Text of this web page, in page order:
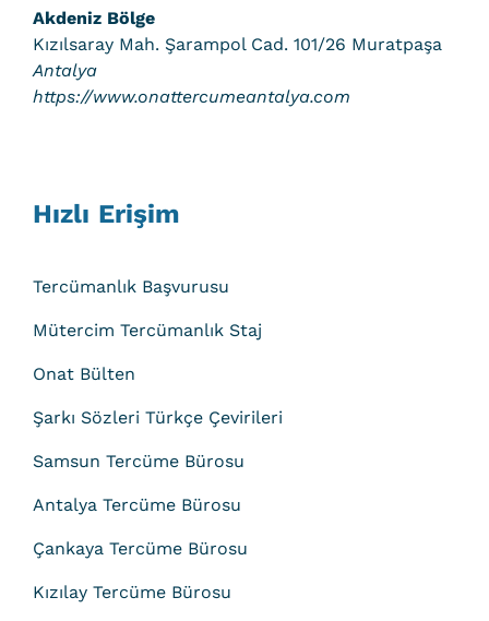
Akdeniz Bölge
Kızılsaray Mah. Şarampol Cad. 101/26 Muratpaşa
Antalya
https://www.onattercumeantalya.com
Hızlı Erişim
Tercümanlık Başvurusu
Mütercim Tercümanlık Staj
Onat Bülten
Şarkı Sözleri Türkçe Çevirileri
Samsun Tercüme Bürosu
Antalya Tercüme Bürosu
Çankaya Tercüme Bürosu
Kızılay Tercüme Bürosu